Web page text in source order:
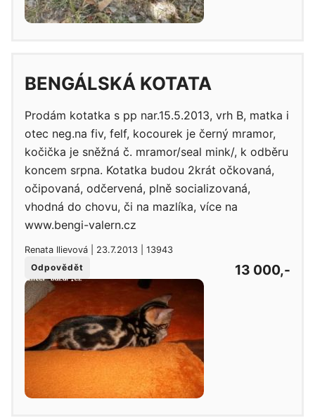
BENGÁLSKÁ KOTATA
Prodám kotatka s pp nar.15.5.2013, vrh B, matka i
otec neg.na fiv, felf, kocourek je černý mramor,
kočička je sněžná č. mramor/seal mink/, k odběru
koncem srpna. Kotatka budou 2krát očkovaná,
očipovaná, odčervená, plně socializovaná,
vhodná do chovu, či na mazlíka, více na
www.bengi-valern.cz
Renata Ilievová | 23.7.2013 | 13943
Odpovědět
13 000,-